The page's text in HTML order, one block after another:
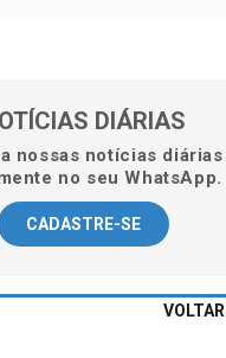
DIÁRIAS
nossas notícias diárias
no seu WhatsApp.
CADASTRE-SE